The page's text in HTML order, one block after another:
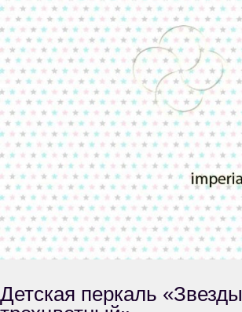
Детская перкаль «Звезды